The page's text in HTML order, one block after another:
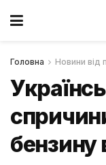
Головна Новини від
бензину